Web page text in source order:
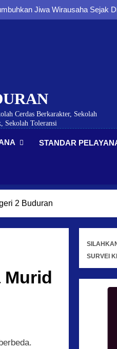
Jiwa Wirausaha Sejak
Antusias
Generasi Tertib Berlalu
Cerdas Berkarakter, Sekolah
Sekolah Toleransi
STANDAR
2 Buduran
Murid
SURVEI